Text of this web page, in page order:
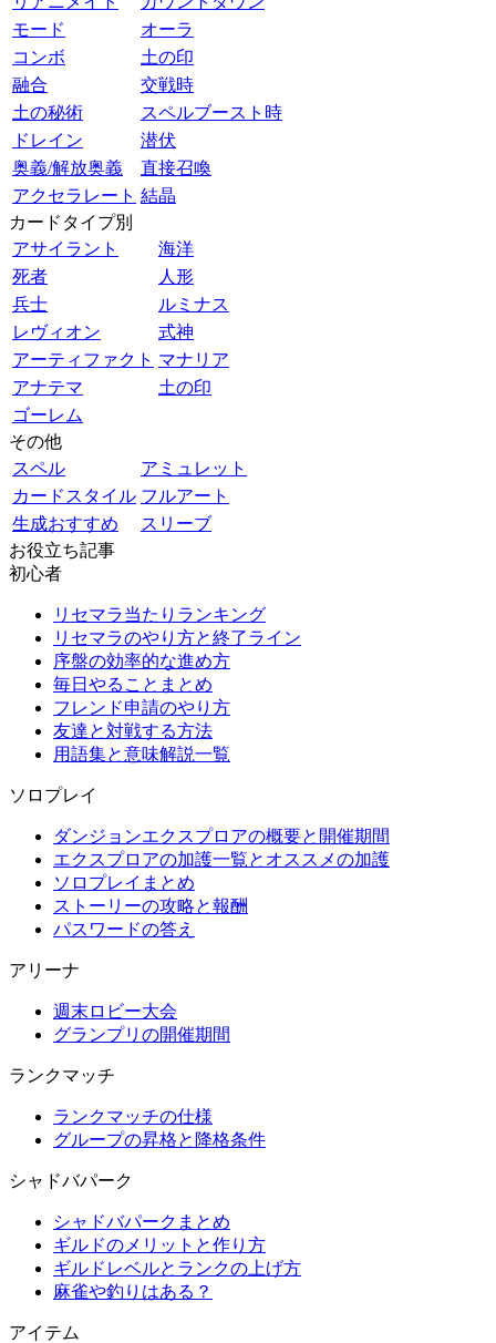
モード
オーラ
コンボ
土の印
融合
交戦時
土の秘術
スペルブースト時
ドレイン
潜伏
奥義/解放奥義
直接召喚
アクセラレート 結晶
カードタイプ別
アサイラント
海洋
死者
人形
兵士
ルミナス
レヴィオン
式神
アーティファクト マナリア
アナテマ
土の印
ゴーレム
その他
スペル
アミュレット
カードスタイル フルアート
生成おすすめ
スリーブ
お役立ち記事
初心者
リセマラ当たりランキング
リセマラのやり方と終了ライン
序盤の効率的な進め方
毎日やることまとめ
フレンド申請のやり方
友達と対戦する方法
用語集と意味解説一覧
ソロプレイ
ダンジョンエクスプロアの概要と開催期間
エクスプロアの加護一覧とオススメの加護
ソロプレイまとめ
ストーリーの攻略と報酬
パスワードの答え
アリーナ
週末ロビー大会
グランプリの開催期間
ランクマッチ
ランクマッチの仕様
グループの昇格と降格条件
シャドバパーク
シャドバパークまとめ
ギルドのメリットと作り方
ギルドレベルとランクの上げ方
麻雀や釣りはある？
アイテム